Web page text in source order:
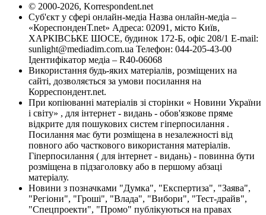
© 2000-2026, Korrespondent.net
Суб'єкт у сфері онлайн-медіа Назва онлайн-медіа –
«КореспонденТ.net» Адреса: 02091, місто Київ,
ХАРКІВСЬКЕ ШОСЕ, будинок 172-Б, офіс 208/1 E-mail:
sunlight@mediadim.com.ua Телефон: 044-205-43-00
Ідентифікатор медіа – R40-06068
Використання будь-яких матеріалів, розміщених на
сайті, дозволяється за умови посилання на
Корреспондент.net.
При копіюванні матеріалів зі сторінки « Новини України
і світу» , для інтернет - видань - обов'язкове пряме
відкрите для пошукових систем гіперпосилання .
Посилання має бути розміщена в незалежності від
повного або часткового використання матеріалів.
Гіперпосилання ( для інтернет - видань) - повинна бути
розміщена в підзаголовку або в першому абзаці
матеріалу.
Новини з позначками "Думка", "Експертиза", "Заява",
"Регіони", "Гроші", "Влада", "Вибори", "Тест-драйв",
"Спецпроекти", "Промо" публікуються на правах